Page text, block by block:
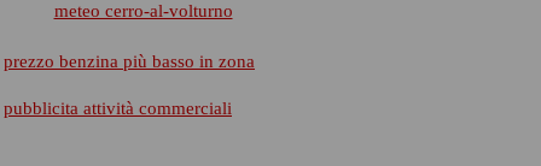
meteo cerro-al-volturno
prezzo benzina più basso in zona
pubblicita attività commerciali